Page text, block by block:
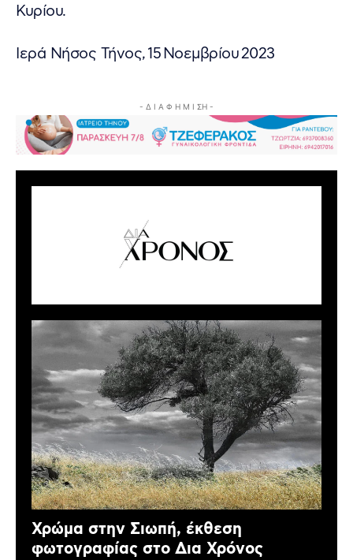
Κυρίου.
Ιερά Νήσος Τήνος, 15 Νοεμβρίου 2023
- Δ Ι Α Φ Η Μ Ι ΣΗ -
Χρώμα στην Σιωπή, έκθεση
φωτογραφίας στο Δια Χρόνος